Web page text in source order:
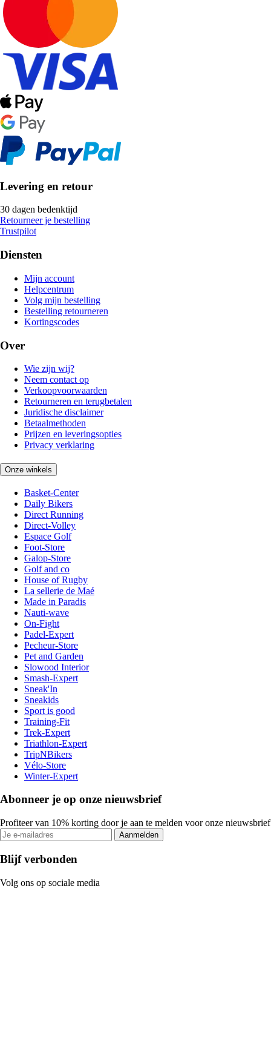
Levering en retour
30 dagen bedenktijd
Retourneer je bestelling
Trustpilot
Diensten
Mijn account
Helpcentrum
Volg mijn bestelling
Bestelling retourneren
Kortingscodes
Over
Wie zijn wij?
Neem contact op
Verkoopvoorwaarden
Retourneren en terugbetalen
Juridische disclaimer
Betaalmethoden
Prijzen en leveringsopties
Privacy verklaring
Onze winkels
Basket-Center
Daily Bikers
Direct Running
Direct-Volley
Espace Golf
Foot-Store
Galop-Store
Golf and co
House of Rugby
La sellerie de Maé
Made in Paradis
Nauti-wave
On-Fight
Padel-Expert
Pecheur-Store
Pet and Garden
Slowood Interior
Smash-Expert
Sneak'In
Sneakids
Sport is good
Training-Fit
Trek-Expert
Triathlon-Expert
TripNBikers
Vélo-Store
Winter-Expert
Abonneer je op onze nieuwsbrief
Profiteer van 10% korting door je aan te melden voor onze nieuwsbrief
Aanmelden
Blijf verbonden
Volg ons op sociale media